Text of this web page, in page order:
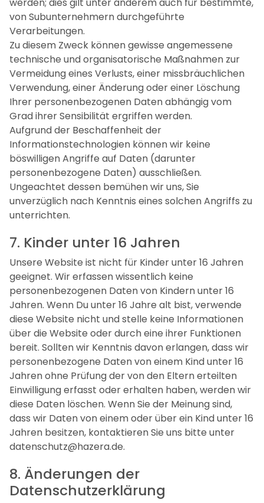
von Subunternehmern durchgeführte
Verarbeitungen.
Zu diesem Zweck können gewisse angemessene
technische und organisatorische Maßnahmen zur
Vermeidung eines Verlusts, einer missbräuchlichen
Verwendung, einer Änderung oder einer Löschung
Ihrer personenbezogenen Daten abhängig vom
Grad ihrer Sensibilität ergriffen werden.
Aufgrund der Beschaffenheit der
Informationstechnologien können wir keine
böswilligen Angriffe auf Daten (darunter
personenbezogene Daten) ausschließen.
Ungeachtet dessen bemühen wir uns, Sie
unverzüglich nach Kenntnis eines solchen Angriffs zu
unterrichten.
7. Kinder unter 16 Jahren
Unsere Website ist nicht für Kinder unter 16 Jahren
geeignet. Wir erfassen wissentlich keine
personenbezogenen Daten von Kindern unter 16
Jahren. Wenn Du unter 16 Jahre alt bist, verwende
diese Website nicht und stelle keine Informationen
über die Website oder durch eine ihrer Funktionen
bereit. Sollten wir Kenntnis davon erlangen, dass wir
personenbezogene Daten von einem Kind unter 16
Jahren ohne Prüfung der von den Eltern erteilten
Einwilligung erfasst oder erhalten haben, werden wir
diese Daten löschen. Wenn Sie der Meinung sind,
dass wir Daten von einem oder über ein Kind unter 16
Jahren besitzen, kontaktieren Sie uns bitte unter
datenschutz@hazera.de.
8. Änderungen der
Datenschutzerklärung